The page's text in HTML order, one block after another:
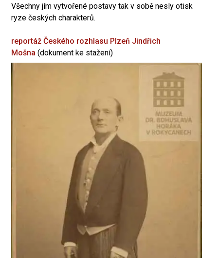
Všechny jím vytvořené postavy tak v sobě nesly otisk
ryze českých charakterů.
reportáž Českého rozhlasu Plzeň Jindřich
Mošna (dokument ke stažení)